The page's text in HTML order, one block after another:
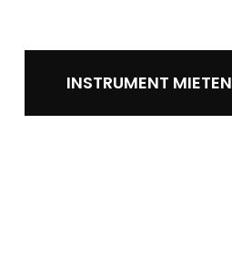
INSTRUMENT MIETEN